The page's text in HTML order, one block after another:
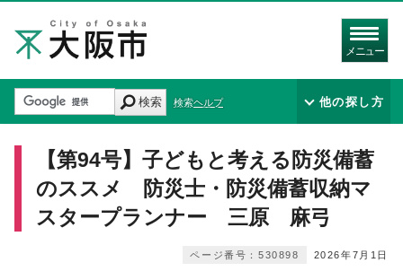
メニュー
検索 検索ヘルプ 他の探し方
【第94号】子どもと考える防災備蓄
のススメ 防災士・防災備蓄収納マ
スタープランナー 三原 麻弓
2026年7月1日
ページ番号：530898